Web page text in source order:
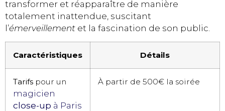
transformer et réapparaître de manière
totalement inattendue, suscitant
l’émerveillement et la fascination de son public.
Caractéristiques Détails
Tarifs pour un
magicien
close-up à Paris
À partir de 500€ la soirée